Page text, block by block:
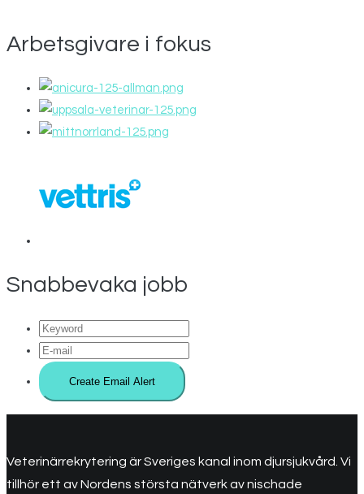
Arbetsgivare i fokus
Snabbevaka jobb
Veterinärrekrytering är Sveriges kanal inom djursjukvård. Vi
tillhör ett av Nordens största nätverk av nischade